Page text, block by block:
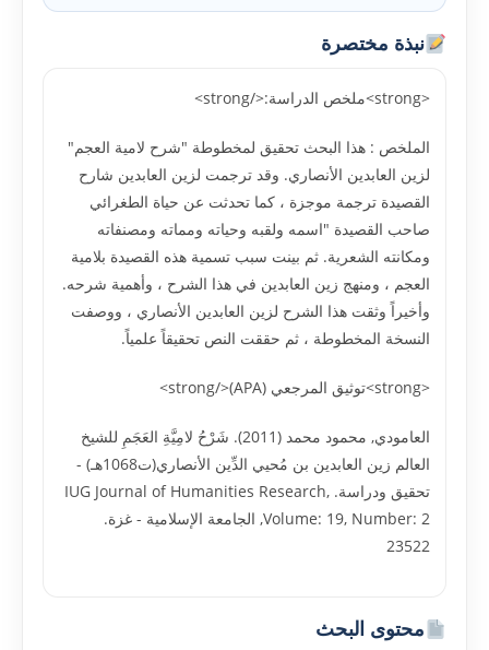
نبذة مختصرة
<strong>ملخص الدراسة:</strong>
الملخص : هذا البحث تحقيق لمخطوطة "شرح لامية العجم"
لزين العابدين الأنصاري. وقد ترجمت لزين العابدين شارح
القصيدة ترجمة موجزة ، كما تحدثت عن حياة الطغرائي
صاحب القصيدة "اسمه ولقبه وحياته ومماته ومصنفاته
ومكانته الشعرية. ثم بينت سبب تسمية هذه القصيدة بلامية
العجم ، ومنهج زين العابدين في هذا الشرح ، وأهمية شرحه.
وأخيراً وثقت هذا الشرح لزين العابدين الأنصاري ، ووصفت
النسخة المخطوطة ، ثم حققت النص تحقيقاً علمياً.
<strong>توثيق المرجعي (APA)</strong>
العامودي, محمود محمد (2011). شَرْحُ لامِيَّةِ العَجَمِ للشيخ
العالم زين العابدين بن مُحيي الدِّين الأنصاري(ت1068هـ) -
تحقيق ودراسة. IUG Journal of Humanities Research,
Volume: 19, Number: 2, الجامعة الإسلامية - غزة.
23522
محتوى البحث